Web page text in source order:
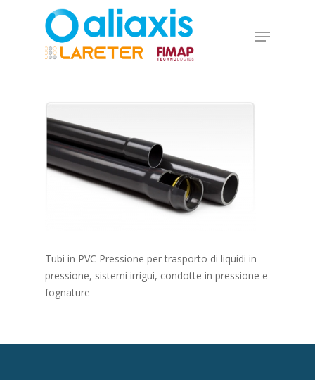
Menu
Tubi in PVC Pressione per trasporto di liquidi in
pressione, sistemi irrigui, condotte in pressione e
fognature